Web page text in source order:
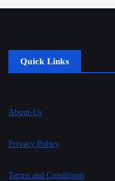
Quick Links
About-Us
Privacy Policy
Terms and Conditions